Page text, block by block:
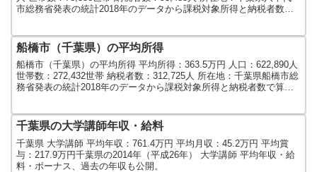
市総務省発表の統計2018年のデータから課税対象所得と納税者数で
船橋市（千葉県）の平均所得
船橋市（千葉県）の平均所得 平均所得：363.5万円 人口：622,890人
世帯数：272,432世帯 納税者数：312,725人 所在地：千葉県船橋市総
務省発表の統計2018年のデータから課税対象所得と納税者数で算出
千葉県の大学講師年収・給料
千葉県 大学講師 平均年収：761.4万円 平均月収：45.2万円 平均賞
与：217.9万円千葉県の2014年（平成26年） 大学講師 平均年収・給
料・ボーナス、過去の年収も公開。